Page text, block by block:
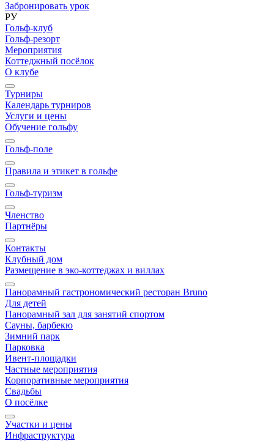
Забронировать урок
РУ
Гольф-клуб
Гольф-резорт
Мероприятия
Коттеджный посёлок
О клубе
Турниры
Календарь турниров
Услуги и цены
Обучение гольфу
Гольф-поле
Правила и этикет в гольфе
Гольф-туризм
Членство
Партнёры
Контакты
Клубный дом
Размещение в эко-коттеджах и виллах
Панорамный гастрономический ресторан Bruno
Для детей
Панорамный зал для занятий спортом
Сауны, барбекю
Зимний парк
Парковка
Ивент-площадки
Частные мероприятия
Корпоративные мероприятия
Свадьбы
О посёлке
Участки и цены
Инфраструктура